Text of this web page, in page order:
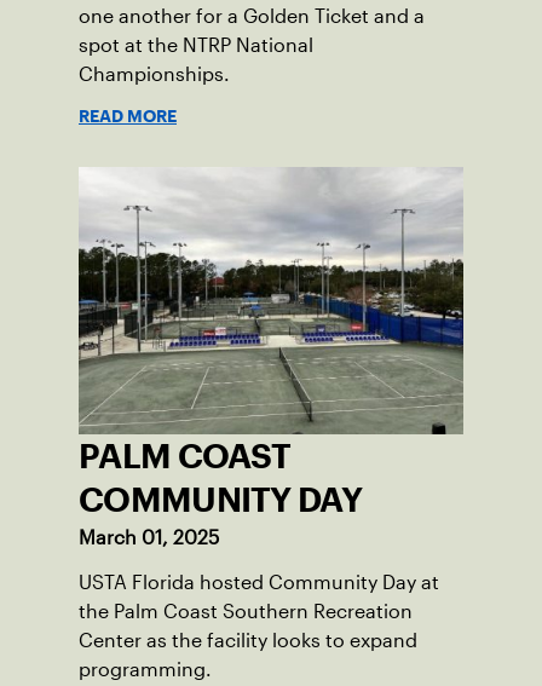
one another for a Golden Ticket and a
spot at the NTRP National
Championships.
READ MORE
PALM COAST
COMMUNITY DAY
March 01, 2025
USTA Florida hosted Community Day at
the Palm Coast Southern Recreation
Center as the facility looks to expand
programming.